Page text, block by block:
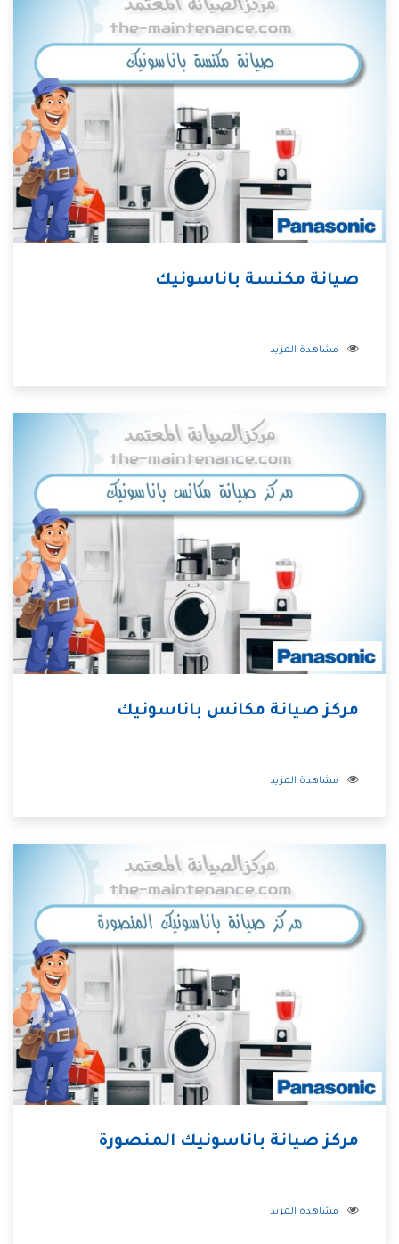
صيانة مكنسة باناسونيك
مشاهدة المزيد
مركز صيانة مكانس باناسونيك
مشاهدة المزيد
مركز صيانة باناسونيك المنصورة
مشاهدة المزيد